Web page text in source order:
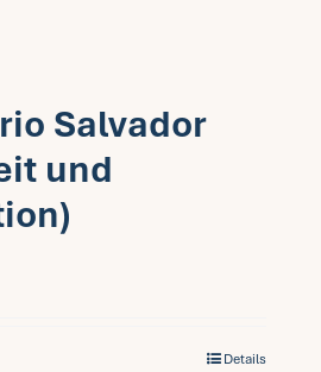
Salvador
und
Details